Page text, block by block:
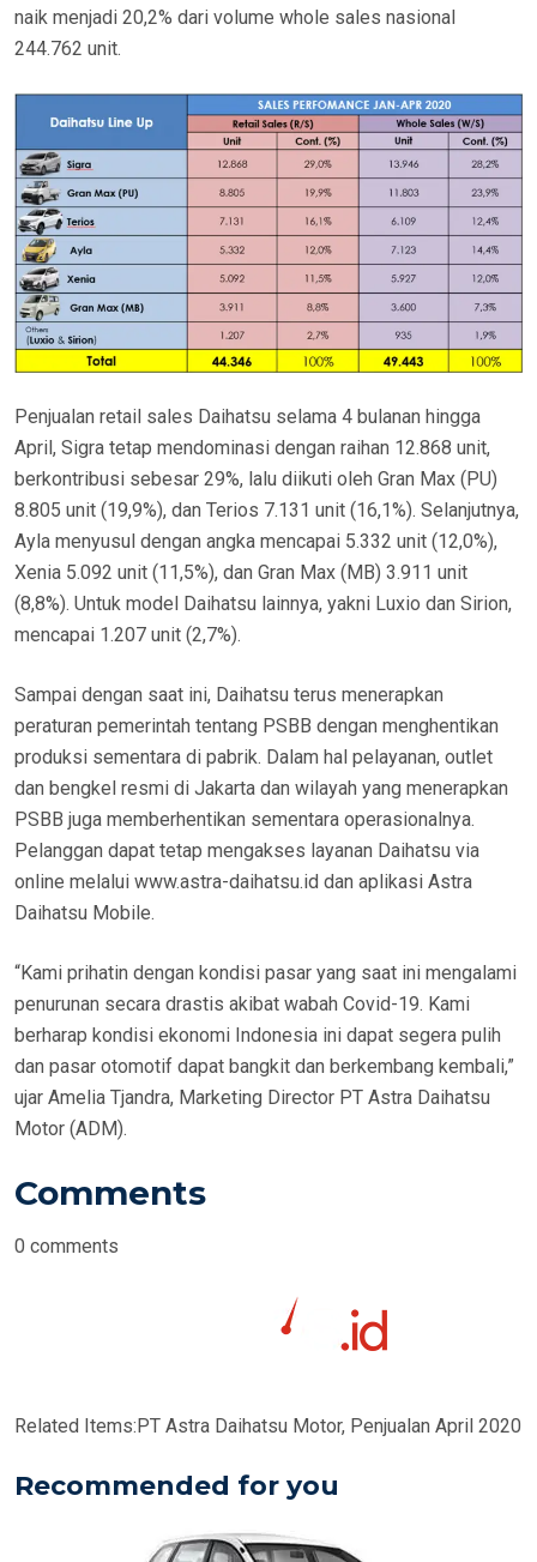
naik menjadi 20,2% dari volume whole sales nasional
244.762 unit.
Penjualan retail sales Daihatsu selama 4 bulanan hingga
April, Sigra tetap mendominasi dengan raihan 12.868 unit,
berkontribusi sebesar 29%, lalu diikuti oleh Gran Max (PU)
8.805 unit (19,9%), dan Terios 7.131 unit (16,1%). Selanjutnya,
Ayla menyusul dengan angka mencapai 5.332 unit (12,0%),
Xenia 5.092 unit (11,5%), dan Gran Max (MB) 3.911 unit
(8,8%). Untuk model Daihatsu lainnya, yakni Luxio dan Sirion,
mencapai 1.207 unit (2,7%).
Sampai dengan saat ini, Daihatsu terus menerapkan
peraturan pemerintah tentang PSBB dengan menghentikan
produksi sementara di pabrik. Dalam hal pelayanan, outlet
dan bengkel resmi di Jakarta dan wilayah yang menerapkan
PSBB juga memberhentikan sementara operasionalnya.
Pelanggan dapat tetap mengakses layanan Daihatsu via
online melalui www.astra-daihatsu.id dan aplikasi Astra
Daihatsu Mobile.
“Kami prihatin dengan kondisi pasar yang saat ini mengalami
penurunan secara drastis akibat wabah Covid-19. Kami
berharap kondisi ekonomi Indonesia ini dapat segera pulih
dan pasar otomotif dapat bangkit dan berkembang kembali,”
ujar Amelia Tjandra, Marketing Director PT Astra Daihatsu
Motor (ADM).
Comments
0 comments
Related Items: PT Astra Daihatsu Motor, Penjualan April 2020
Recommended for you